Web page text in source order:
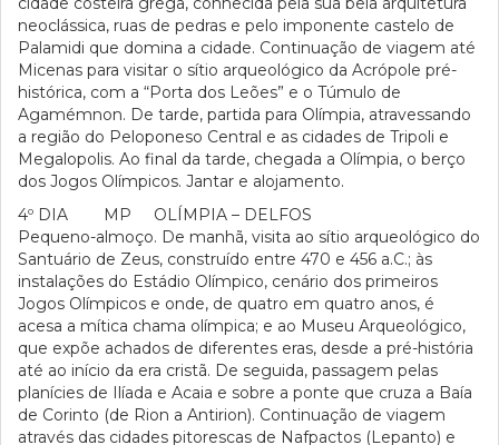
neoclássica, ruas de pedras e pelo imponente castelo de
Palamidi que domina a cidade. Continuação de viagem até
Micenas para visitar o sítio arqueológico da Acrópole pré-
histórica, com a “Porta dos Leões” e o Túmulo de
Agamémnon. De tarde, partida para Olímpia, atravessando
a região do Peloponeso Central e as cidades de Tripoli e
Megalopolis. Ao final da tarde, chegada a Olímpia, o berço
dos Jogos Olímpicos. Jantar e alojamento.
4º DIA MP OLÍMPIA – DELFOS
Pequeno-almoço. De manhã, visita ao sítio arqueológico do
Santuário de Zeus, construído entre 470 e 456 a.C.; às
instalações do Estádio Olímpico, cenário dos primeiros
Jogos Olímpicos e onde, de quatro em quatro anos, é
acesa a mítica chama olímpica; e ao Museu Arqueológico,
que expõe achados de diferentes eras, desde a pré-história
até ao início da era cristã. De seguida, passagem pelas
planícies de Ilíada e Acaia e sobre a ponte que cruza a Baía
de Corinto (de Rion a Antirion). Continuação de viagem
através das cidades pitorescas de Nafpactos (Lepanto) e